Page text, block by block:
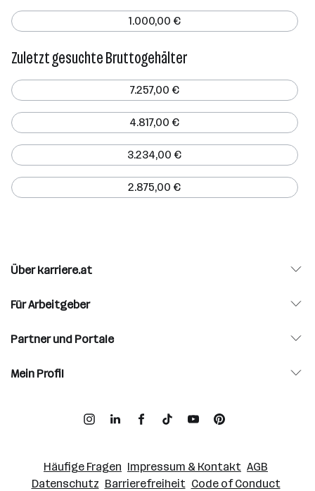
1.000,00 €
Zuletzt gesuchte Bruttogehälter
7.257,00 €
4.817,00 €
3.234,00 €
2.875,00 €
Über karriere.at
Für Arbeitgeber
Partner und Portale
Mein Profil
Häufige Fragen Impressum & Kontakt AGB
Datenschutz Barrierefreiheit Code of Conduct